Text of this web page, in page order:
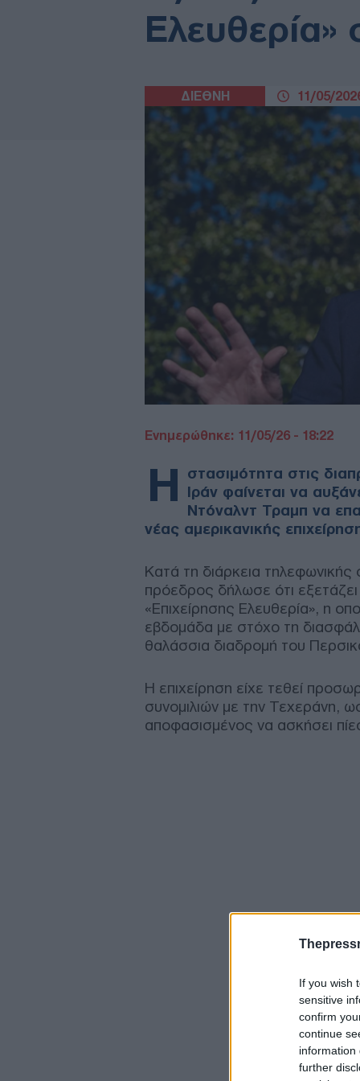
If you wish
sensitive
confirm
continue
information
further
ΔΙΕΘΝΗ 11/05/
Ενημερώθηκε: 11/05/26 - 18:22
Η
στασιμότητα στις
Ιράν φαίνεται να
Ντόναλντ Τραμπ να
νέας αμερικανικής
Κατά τη διάρκεια
πρόεδρος δήλωσε ότι
«Επιχείρησης Ελευθερία», η
εβδομάδα με στόχο τη
θαλάσσια διαδρομή του
Η επιχείρηση είχε τεθεί
συνομιλιών με την Τεχεράνη,
αποφασισμένος να ασκήσει